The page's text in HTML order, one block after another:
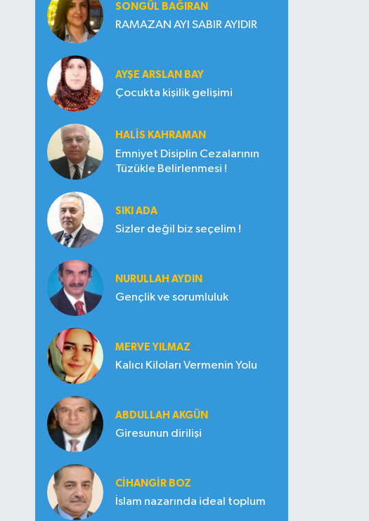
SONGÜL BAĞIRAN
RAMAZAN AYI SABIR AYIDIR
AYŞE ARSLAN BAY
Çocukta kişilik gelişimi
HALIS KAHRAMAN
Emniyet Disiplin Cezalarının
Tüzükle Belirlenmesi !
SIKI ADA
Sizler değil biz seçelim !
NURULLAH AYDIN
Gençlik ve sorumluluk
MERVE YILMAZ
Kalıcı Kiloları Vermenin Yolu
ABDULLAH AKGÜN
Giresunun dirilişi
CIHANGIR BOZ
İslam nazarında ideal toplum